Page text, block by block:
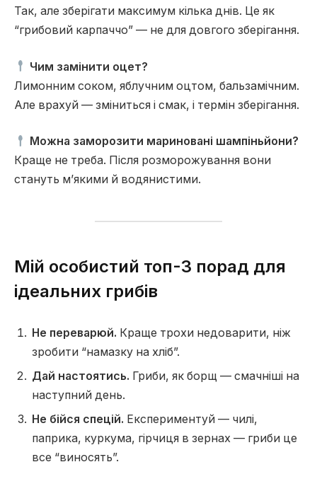
Так, але зберігати максимум кілька днів. Це як
“грибовий карпаччо” — не для довгого зберігання.
Чим замінити оцет?
Лимонним соком, яблучним оцтом, бальзамічним.
Але врахуй — зміниться і смак, і термін зберігання.
Можна заморозити мариновані шампіньйони?
Краще не треба. Після розморожування вони
стануть м’якими й водянистими.
Мій особистий топ-3 порад для
ідеальних грибів
Не переварюй. Краще трохи недоварити, ніж
зробити “намазку на хліб”.
Дай настоятись. Гриби, як борщ — смачніші на
наступний день.
Не бійся спецій. Експериментуй — чилі,
паприка, куркума, гірчиця в зернах — гриби це
все “виносять”.